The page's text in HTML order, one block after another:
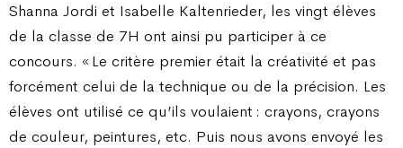
Shanna Jordi et Isabelle Kaltenrieder, les vingt élèves
de la classe de 7H ont ainsi pu participer à ce
concours. « Le critère premier était la créativité et pas
forcément celui de la technique ou de la précision. Les
élèves ont utilisé ce qu’ils voulaient : crayons, crayons
de couleur, peintures, etc. Puis nous avons envoyé les